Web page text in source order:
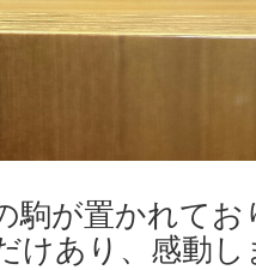
駒が置かれてお
けあり、感動し